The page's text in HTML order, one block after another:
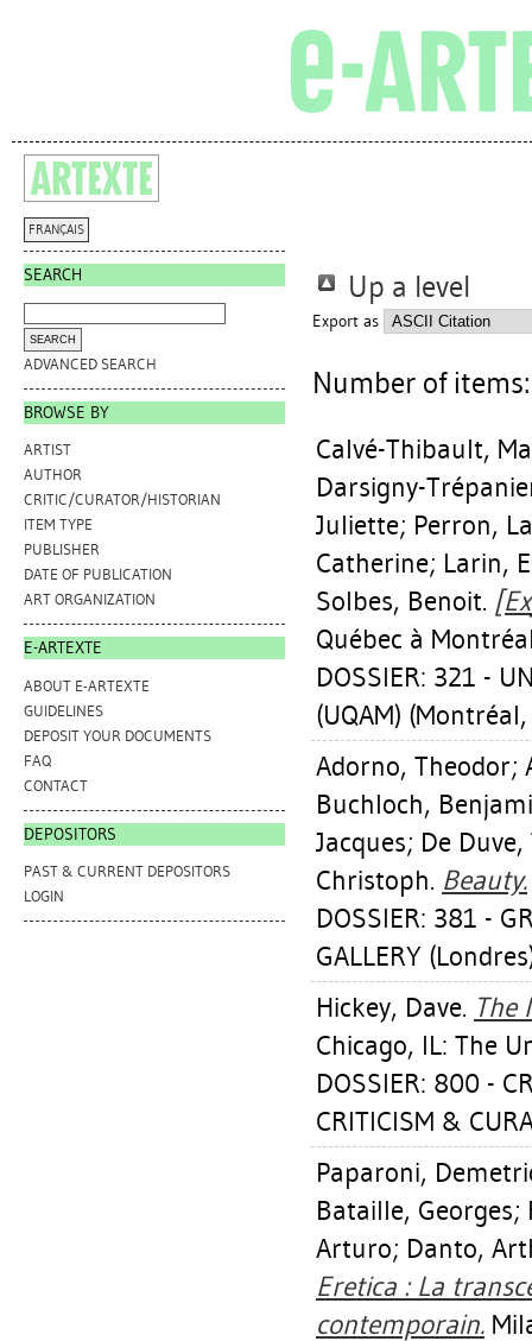
FRANÇAIS
SEARCH
ADVANCED SEARCH
BROWSE BY
ARTIST
AUTHOR
CRITIC/CURATOR/HISTORIAN
ITEM TYPE
PUBLISHER
DATE OF PUBLICATION
ART ORGANIZATION
E-ARTEXTE
ABOUT E-ARTEXTE
GUIDELINES
DEPOSIT YOUR DOCUMENTS
FAQ
CONTACT
DEPOSITORS
PAST & CURRENT DEPOSITORS
LOGIN
Up a level
Export as
Number of
Calvé-Thibault,
Darsigny-
Juliette; Perron,
Catherine; Larin,
Solbes, Benoit.
Québec à
DOSSIER: 321 -
(UQAM) (Montréal,
Adorno, Theodor;
Buchloch,
Jacques; De
Christoph. Beauty.
DOSSIER: 381 -
GALLERY
Hickey, Dave. The
Chicago, IL: The
DOSSIER: 800 -
CRITICISM &
Paparoni,
Bataille, Georges;
Arturo; Danto,
Eretica : La
contemporain.